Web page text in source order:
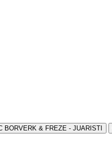
BORVERK & FREZE - JUARISTI